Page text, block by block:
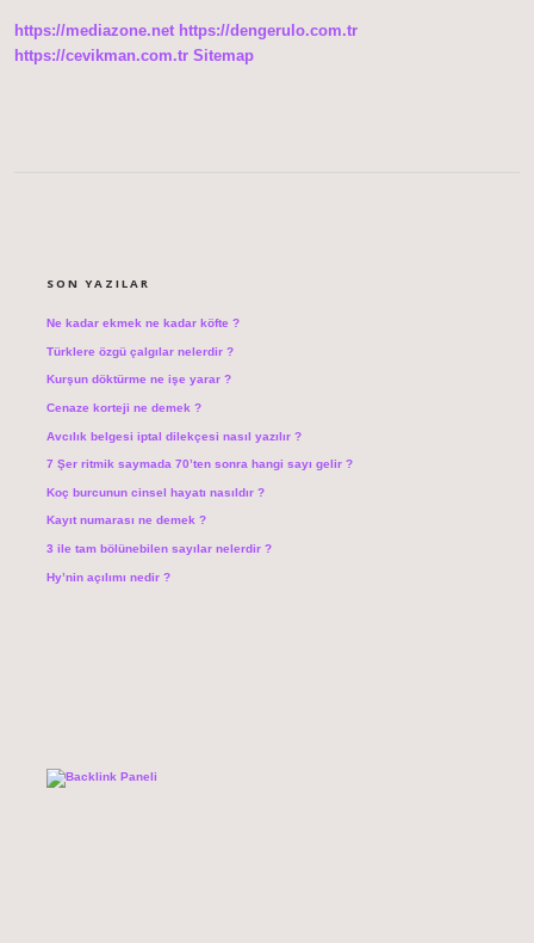
https://mediazone.net https://dengerulo.com.tr
https://cevikman.com.tr Sitemap
SON YAZILAR
Ne kadar ekmek ne kadar köfte ?
Türklere özgü çalgılar nelerdir ?
Kurşun döktürme ne işe yarar ?
Cenaze korteji ne demek ?
Avcılık belgesi iptal dilekçesi nasıl yazılır ?
7 Şer ritmik saymada 70’ten sonra hangi sayı gelir ?
Koç burcunun cinsel hayatı nasıldır ?
Kayıt numarası ne demek ?
3 ile tam bölünebilen sayılar nelerdir ?
Hy’nin açılımı nedir ?